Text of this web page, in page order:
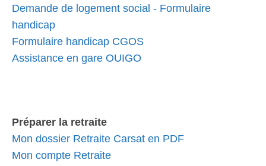
Demande de logement social - Formulaire
handicap
Formulaire handicap CGOS
Assistance en gare OUIGO
Préparer la retraite
Mon dossier Retraite Carsat en PDF
Mon compte Retraite